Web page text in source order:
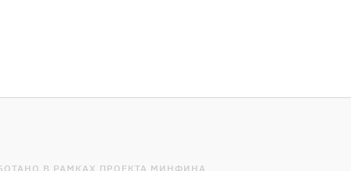
В РАМКАХ ПРОЕКТА МИНФИНА